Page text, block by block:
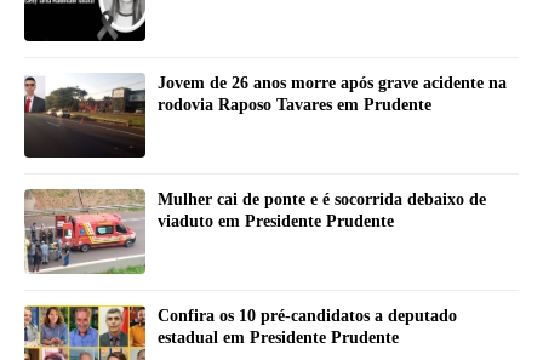
Jovem de 26 anos morre após grave acidente na
rodovia Raposo Tavares em Prudente
Mulher cai de ponte e é socorrida debaixo de
viaduto em Presidente Prudente
Confira os 10 pré-candidatos a deputado
estadual em Presidente Prudente